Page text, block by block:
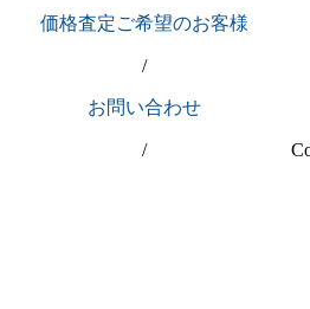
価格査定ご希望のお客様
/
お問い合わせ
/